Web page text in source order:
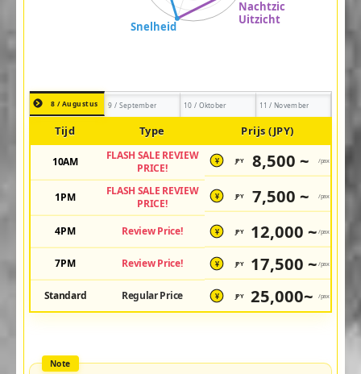
8 / Augustus 9 / September 10 / Oktober 11 / November
Tijd Type Prijs (JPY)
10AM
FLASH SALE REVIEW
PRICE!
¥ JPY 8,500 ~ /pax
1PM
FLASH SALE REVIEW
PRICE!
¥ JPY 7,500 ~ /pax
4PM Review Price! ¥ JPY 12,000 ~ /pax
7PM Review Price! ¥ JPY 17,500 ~ /pax
Standard Regular Price ¥ JPY 25,000~ /pax